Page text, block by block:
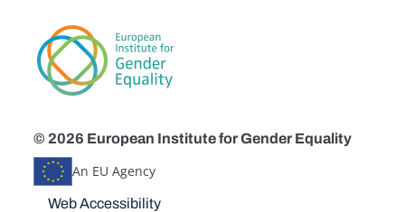
© 2026 European Institute for Gender Equality
An EU Agency
Disclaimers
Web Accessibility